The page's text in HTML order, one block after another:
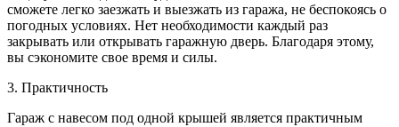
сможете легко заезжать и выезжать из гаража, не беспокоясь о
погодных условиях. Нет необходимости каждый раз
закрывать или открывать гаражную дверь. Благодаря этому,
вы сэкономите свое время и силы.
3. Практичность
Гараж с навесом под одной крышей является практичным